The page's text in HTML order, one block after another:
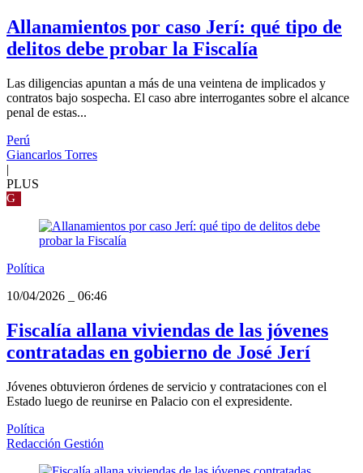
Allanamientos por caso Jerí: qué tipo de
delitos debe probar la Fiscalía
Las diligencias apuntan a más de una veintena de implicados y
contratos bajo sospecha. El caso abre interrogantes sobre el alcance
penal de estas...
Perú
Giancarlos Torres
|
PLUS
G
Política
10/04/2026
06:46
Fiscalía allana viviendas de las jóvenes
contratadas en gobierno de José Jerí
Jóvenes obtuvieron órdenes de servicio y contrataciones con el
Estado luego de reunirse en Palacio con el expresidente.
Política
Redacción Gestión